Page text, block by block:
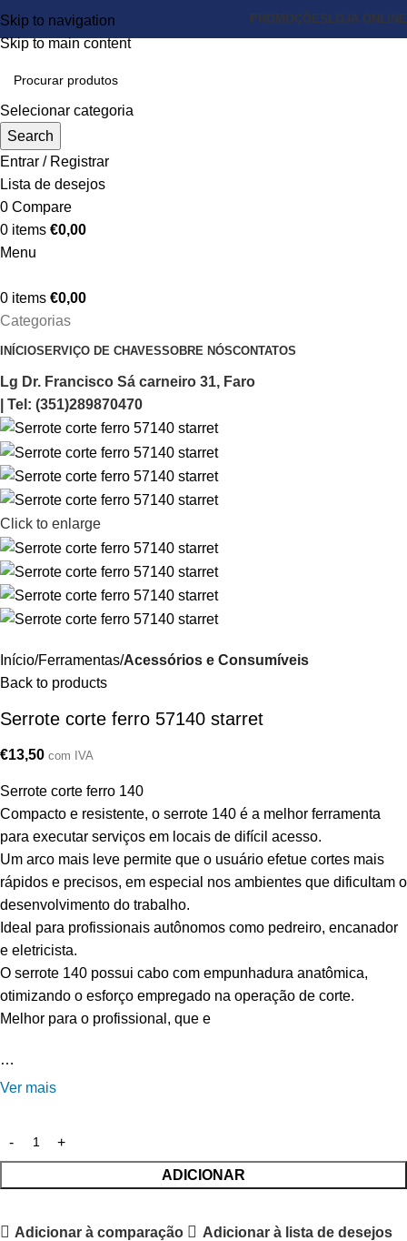
Skip to navigation
Skip to main content
PROMOÇÕES LOJA ONLINE
Selecionar categoria
Search
Entrar / Registrar
Lista de desejos
0 Compare
0 items €0,00
Menu
0 items €0,00
Categorias
INÍCIOSERVIÇO DE CHAVESSOBRE NÓSCONTATOS
Lg Dr. Francisco Sá carneiro 31, Faro
| Tel: (351)289870470
Click to enlarge
Início Ferramentas Acessórios e Consumíveis
Back to products
Serrote corte ferro 57140 starret
€13,50 com IVA
Serrote corte ferro 140
Compacto e resistente, o serrote 140 é a melhor ferramenta
para executar serviços em locais de difícil acesso.
Um arco mais leve permite que o usuário efetue cortes mais
rápidos e precisos, em especial nos ambientes que dificultam o
desenvolvimento do trabalho.
Ideal para profissionais autônomos como pedreiro, encanador
e eletricista.
O serrote 140 possui cabo com empunhadura anatômica,
otimizando o esforço empregado na operação de corte.
Melhor para o profissional, que e
…
Ver mais
ADICIONAR
Adicionar à comparação Adicionar à lista de desejos